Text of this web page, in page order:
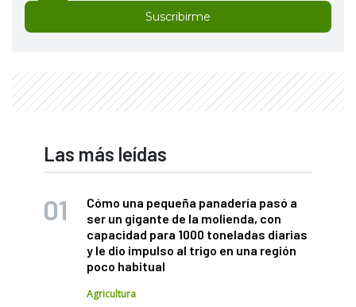
Suscribirme
Las más leídas
Cómo una pequeña panadería pasó a
ser un gigante de la molienda, con
capacidad para 1000 toneladas diarias
y le dio impulso al trigo en una región
poco habitual
Agricultura